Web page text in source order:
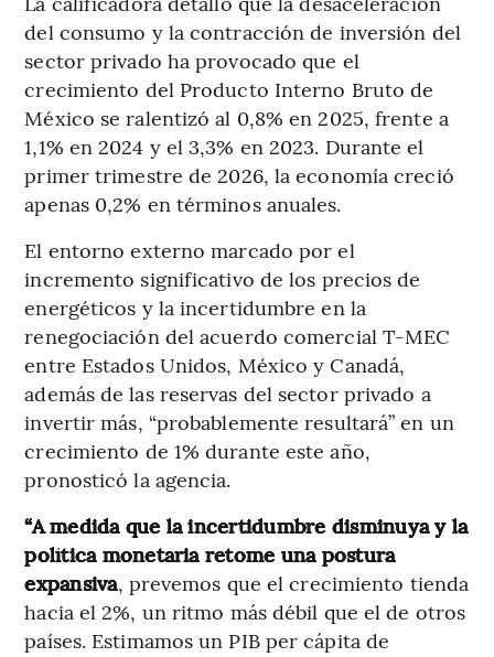
del consumo y la contracción de inversión del
sector privado ha provocado que el
crecimiento del Producto Interno Bruto de
México se ralentizó al 0,8% en 2025, frente a
1,1% en 2024 y el 3,3% en 2023. Durante el
primer trimestre de 2026, la economía creció
apenas 0,2% en términos anuales.
El entorno externo marcado por el
incremento significativo de los precios de
energéticos y la incertidumbre en la
renegociación del acuerdo comercial T-MEC
entre Estados Unidos, México y Canadá,
además de las reservas del sector privado a
invertir más, “probablemente resultará” en un
crecimiento de 1% durante este año,
pronosticó la agencia.
“A medida que la incertidumbre disminuya y la
política monetaria retome una postura
expansiva, prevemos que el crecimiento tienda
hacia el 2%, un ritmo más débil que el de otros
países. Estimamos un PIB per cápita de